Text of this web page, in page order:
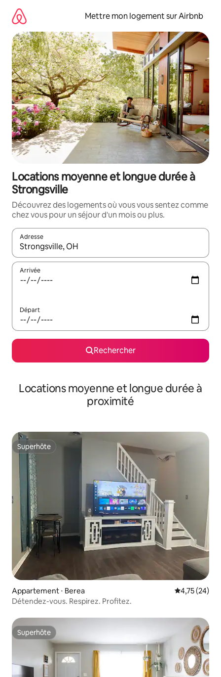
directement
contenu
Mettre mon logement sur Airbnb
Locations moyenne et longue durée à
Strongsville
Découvrez des logements où vous vous sentez comme
chez vous pour un séjour d'un mois ou plus.
Adresse
Lorsque les résultats s'affichent, utilisez les flèches vers le
Arrivée
Départ
Rechercher
Locations moyenne et longue durée à
proximité
Superhôte
Superhôte
Appartement ⋅ Berea Évaluation
4,75 (24)
Détendez-vous. Respirez. Profitez.
Superhôte
Superhôte